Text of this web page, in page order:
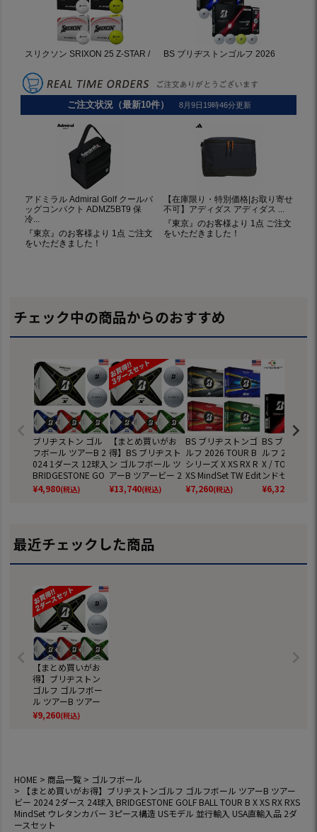
チェック中の商品からのおすすめ
ブリヂストン ゴル
フボール ツアーB 2
024 1ダース 12球入
BRIDGESTONE GO
LF BALL TOUR B X
XS RX RXS MindSet
入品 飛び スピン ゴ
ルフ ボール 人気
¥4,980(税込)
【まとめ買いがお
得】BS ブリヂスト
ン ゴルフボール ツ
アーB ツアービー 2
024 3ダース 36球入
BRIDGESTONE GO
ース構造 USモデル
並行輸入 USA直輸
入品 3ダースセット
¥13,740(税込)
BS ブリヂストンゴ
ルフ 2026 TOUR B
シリーズ X XS RX R
XS MindSet TW Edit
ion ゴルフボール 1
ダース（12球入）B
¥7,260(税込)
BS ブリヂス
ルフ 2026
X / TOUR B
ンドセット
ボール 1ダー
球入) 2026年
¥6,320
最近チェックした商品
【まとめ買いがお
得】ブリヂストン
ゴルフ ゴルフボー
ル ツアーB ツアー
ビー 2024 2ダース
24球入 BRIDGESTO
モデル 並行輸入 US
A直輸入品 2ダース
セット
¥9,260(税込)
HOME 商品一覧
ゴルフボール
【まとめ買いがお得】ブリヂストンゴルフ ゴルフボール ツアーB ツアー
ビー 2024 2ダース 24球入 BRIDGESTONE GOLF BALL TOUR B X XS RX RXS
MindSet ウレタンカバー 3ピース構造 USモデル 並行輸入 USA直輸入品 2ダ
ースセット